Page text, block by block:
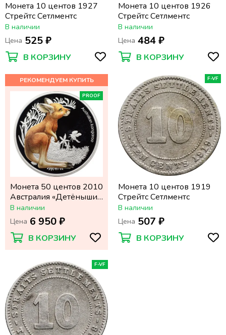
Монета 10 центов 1927
Стрейтс Сетлментс
В наличии
Цена 525 ₽
В КОРЗИНУ
Монета 10 центов 1926
Стрейтс Сетлментс
В наличии
Цена 484 ₽
В КОРЗИНУ
PROOF
Монета 50 центов 2010
Австралия «Детёныши
диких животных:
Кенгуру»
В наличии
Цена 6 950 ₽
В КОРЗИНУ
F-VF
Монета 10 центов 1919
Стрейтс Сетлментс
В наличии
Цена 507 ₽
В КОРЗИНУ
F-VF